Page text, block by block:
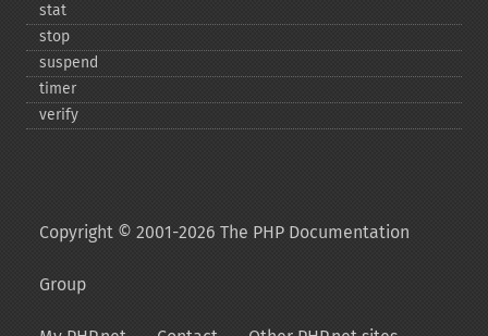
stat
stop
suspend
timer
verify
Copyright © 2001-2026 The PHP Documentation
Group